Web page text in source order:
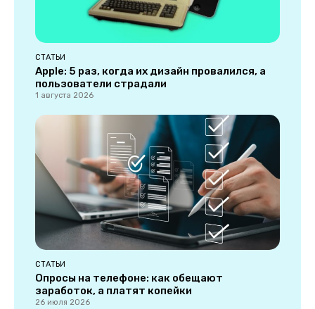
СТАТЬИ
Apple: 5 раз, когда их дизайн провалился, а
пользователи страдали
1 августа 2026
СТАТЬИ
Опросы на телефоне: как обещают
заработок, а платят копейки
26 июля 2026